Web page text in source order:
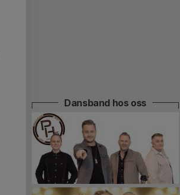
Dansband hos oss